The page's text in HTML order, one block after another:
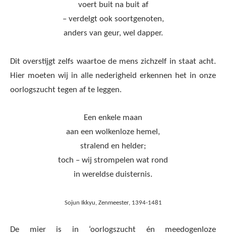
voert buit na buit af
– verdelgt ook soortgenoten,
anders van geur, wel dapper.
Dit overstijgt zelfs waartoe de mens zichzelf in staat acht.
Hier moeten wij in alle nederigheid erkennen het in onze
oorlogszucht tegen af te leggen.
Een enkele maan
aan een wolkenloze hemel,
stralend en helder;
toch – wij strompelen wat rond
in wereldse duisternis.
Sojun Ikkyu, Zenmeester, 1394-1481
De mier is in ‘oorlogszucht én meedogenloze